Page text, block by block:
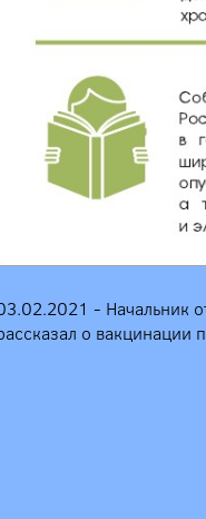
- Начальник
о вакцинации